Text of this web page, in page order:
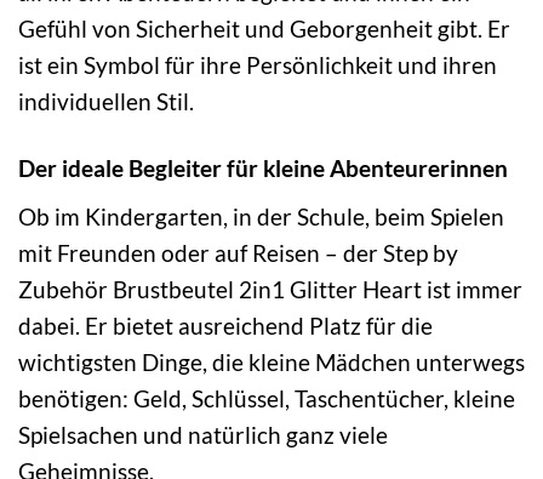
Gefühl von Sicherheit und Geborgenheit gibt. Er
ist ein Symbol für ihre Persönlichkeit und ihren
individuellen Stil.
Der ideale Begleiter für kleine Abenteurerinnen
Ob im Kindergarten, in der Schule, beim Spielen
mit Freunden oder auf Reisen – der Step by
Zubehör Brustbeutel 2in1 Glitter Heart ist immer
dabei. Er bietet ausreichend Platz für die
wichtigsten Dinge, die kleine Mädchen unterwegs
benötigen: Geld, Schlüssel, Taschentücher, kleine
Spielsachen und natürlich ganz viele
Geheimnisse.